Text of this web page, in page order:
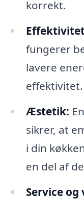
korrekt.
fungerer
lavere
effektivitet.
Æstetik:
sikrer, at
i din
en del af
Service